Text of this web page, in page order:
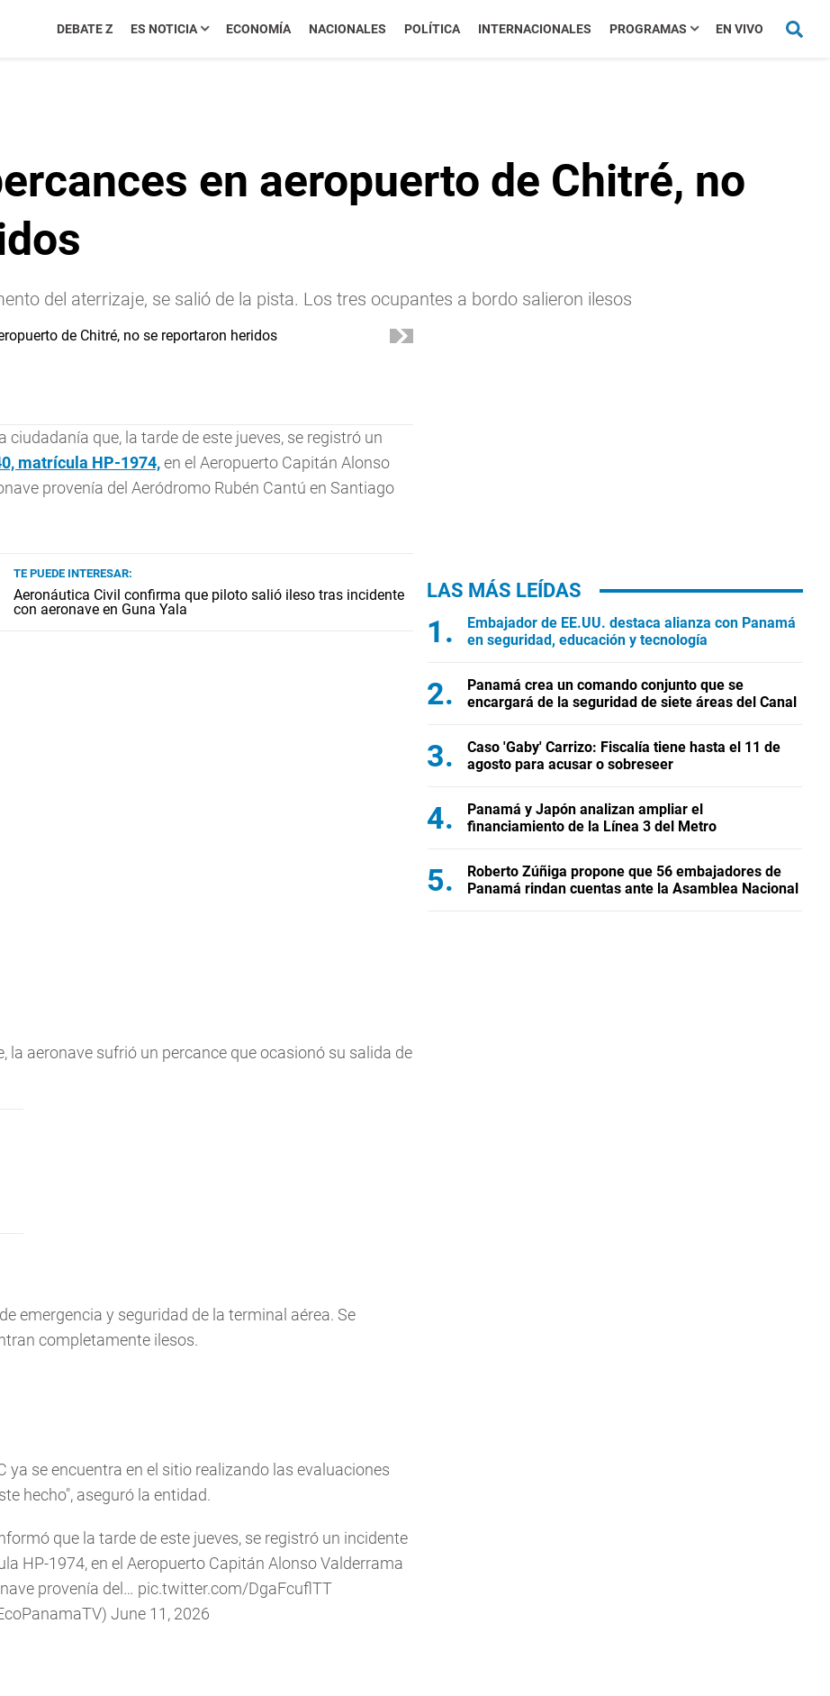
DEBATE Z ES NOTICIA ECONOMÍA NACIONALES POLÍTICA INTERNACIONALES PROGRAMAS EN VIVO
en aeropuerto de Chitré, no
del aterrizaje, se salió de la pista. Los tres ocupantes a bordo salieron ilesos
que, la tarde de este jueves, se registró un
matrícula HP-1974,en el Aeropuerto Capitán Alonso
provenía del Aeródromo Rubén Cantú en Santiago
TE PUEDE INTERESAR:
Aeronáutica Civil confirma que piloto salió ileso tras incidente
con aeronave en Guna Yala
aeronave sufrió un percance que ocasionó su salida de
emergencia y seguridad de la terminal aérea. Se
completamente ilesos.
ya se encuentra en el sitio realizando las evaluaciones
hecho", aseguró la entidad.
que la tarde de este jueves, se registró un incidente
HP-1974, en el Aeropuerto Capitán Alonso Valderrama
provenía del… pic.twitter.com/DgaFcuflTT
June 11, 2026
LAS MÁS LEÍDAS
Embajador de EE.UU. destaca alianza con Panamá
en seguridad, educación y tecnología
Panamá crea un comando conjunto que se
encargará de la seguridad de siete áreas del Canal
Caso 'Gaby' Carrizo: Fiscalía tiene hasta el 11 de
agosto para acusar o sobreseer
Panamá y Japón analizan ampliar el
financiamiento de la Línea 3 del Metro
Roberto Zúñiga propone que 56 embajadores de
Panamá rindan cuentas ante la Asamblea Nacional